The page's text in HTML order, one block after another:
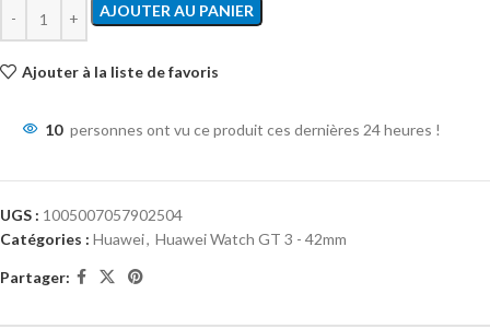
AJOUTER AU PANIER
Ajouter à la liste de favoris
10 personnes ont vu ce produit ces dernières 24 heures !
UGS : 1005007057902504
Catégories : Huawei, Huawei Watch GT 3 - 42mm
Partager: